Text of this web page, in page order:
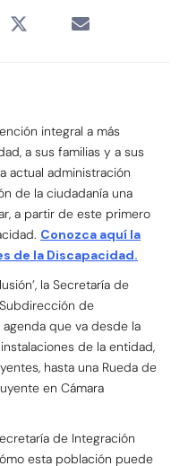
integral a más
a sus familias y a sus
actual administración
de la ciudadanía una
a partir de este primero
Conozca aquí la
de la Discapacidad.
la Secretaría de
de
que va desde la
de la entidad,
hasta una Rueda de
en Cámara
de Integración
esta población puede